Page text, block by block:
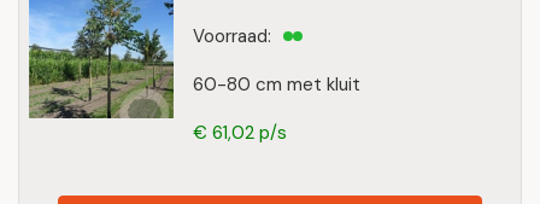
60-80 cm met kluit
Voorraad:
€ 61,02 p/s